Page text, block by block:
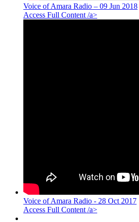
Voice of Amara Radio – 09 Jun 2018
Access Full Content /a>
Voice of Amara Radio - 28 Oct 2017
Access Full Content /a>